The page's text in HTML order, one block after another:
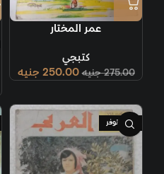
عمر المختار
كتبجي
275.00 جنيه 250.00 جنيه
غير متوفر